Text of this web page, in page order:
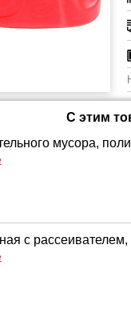
С этим
мусора,
с